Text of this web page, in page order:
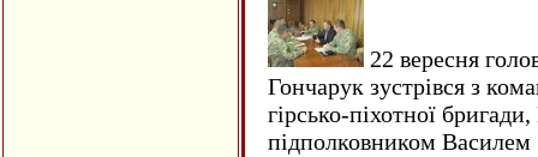
22 вересня
Гончарук зустрівся з
гірсько-піхотної
підполковником